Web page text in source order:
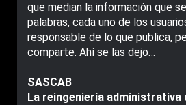
que median la información que
palabras, cada uno de los
responsable de lo que publica,
comparte. Ahí se las dejo…
SASCAB
La reingeniería administrativa